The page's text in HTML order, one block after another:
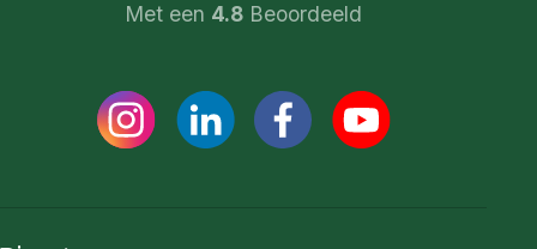
Met een 4.8 Beoordeeld